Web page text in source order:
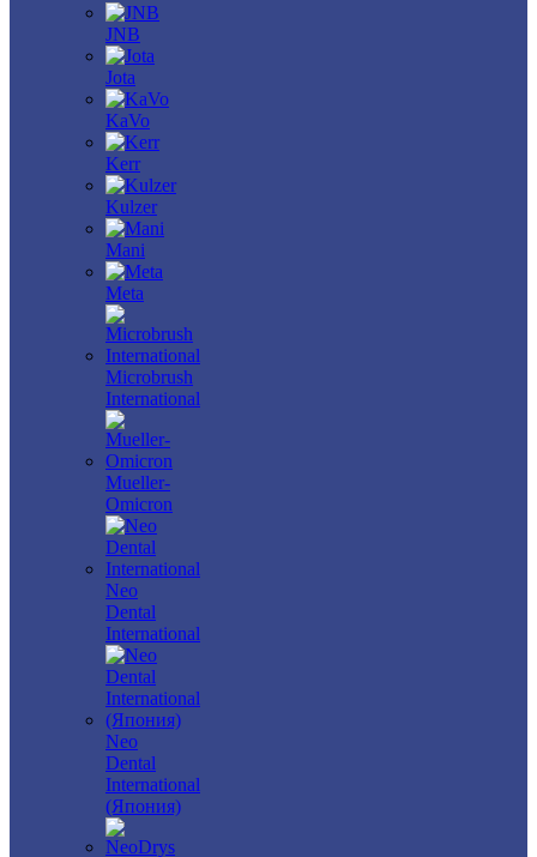
JNB
Jota
KaVo
Kerr
Kulzer
Mani
Meta
Microbrush
International
Mueller-
Omicron
Neo
Dental
International
Neo
Dental
International
(Япония)